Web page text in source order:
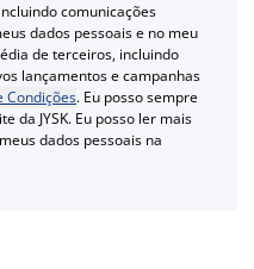
comunicações
dados pessoais e no meu
de terceiros, incluindo
lançamentos e campanhas
Condições. Eu posso sempre
da JYSK. Eu posso ler mais
dados pessoais na